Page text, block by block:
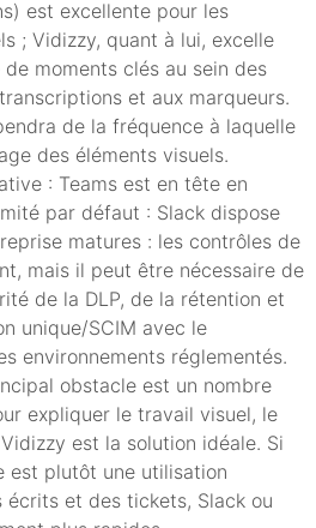
est excellente pour les
; Vidizzy, quant à lui, excelle
moments clés au sein des
et aux marqueurs.
de la fréquence à laquelle
des éléments visuels.
: Teams est en tête en
par défaut : Slack dispose
matures : les contrôles de
mais il peut être nécessaire de
de la DLP, de la rétention et
unique/SCIM avec le
environnements réglementés.
obstacle est un nombre
expliquer le travail visuel, le
est la solution idéale. Si
est plutôt une utilisation
écrits et des tickets, Slack ou